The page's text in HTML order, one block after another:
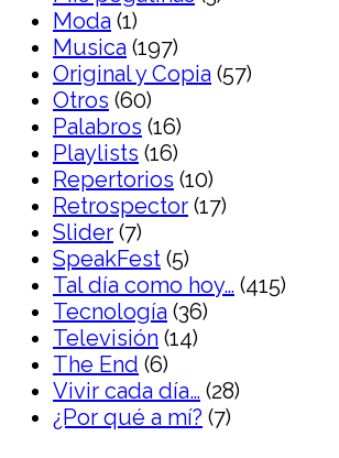
Moda (1)
Musica (197)
Original y Copia (57)
Otros (60)
Palabros (16)
Playlists (16)
Repertorios (10)
Retrospector (17)
Slider (7)
SpeakFest (5)
Tal día como hoy… (415)
Tecnología (36)
Televisión (14)
The End (6)
Vivir cada día… (28)
¿Por qué a mí? (7)